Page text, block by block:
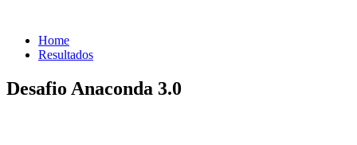
Home
Resultados
Desafio Anaconda 3.0